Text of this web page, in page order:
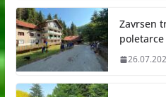
Zavrsen
poletarce